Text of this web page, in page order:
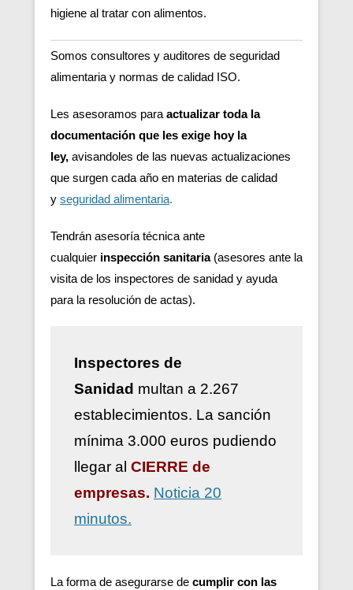
higiene al tratar con alimentos.
Somos consultores y auditores de seguridad
alimentaria y normas de calidad ISO.
Les asesoramos para actualizar toda la
documentación que les exige hoy la
ley, avisandoles de las nuevas actualizaciones
que surgen cada año en materias de calidad
y seguridad alimentaria.
Tendrán asesoría técnica ante
cualquier inspección sanitaria (asesores ante la
visita de los inspectores de sanidad y ayuda
para la resolución de actas).
Inspectores de
Sanidad multan a 2.267
establecimientos. La sanción
mínima 3.000 euros pudiendo
llegar al CIERRE de
empresas. Noticia 20
minutos.
La forma de asegurarse de cumplir con las